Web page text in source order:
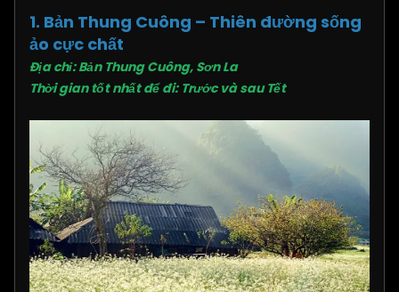
1. Bản Thung Cuông – Thiên đường sống
ảo cực chất
Địa chỉ: Bản Thung Cuông, Sơn La
Thời gian tốt nhất để đi: Trước và sau Tết